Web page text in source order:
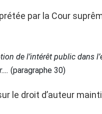
par la Cour
de l’intérêt public dans
(paragraphe 30)
le droit d’auteur